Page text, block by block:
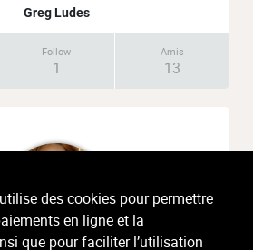
Greg Ludes
Follow
1
Amis
13
des cookies pour permettre
en ligne et la
que pour faciliter l’utilisation